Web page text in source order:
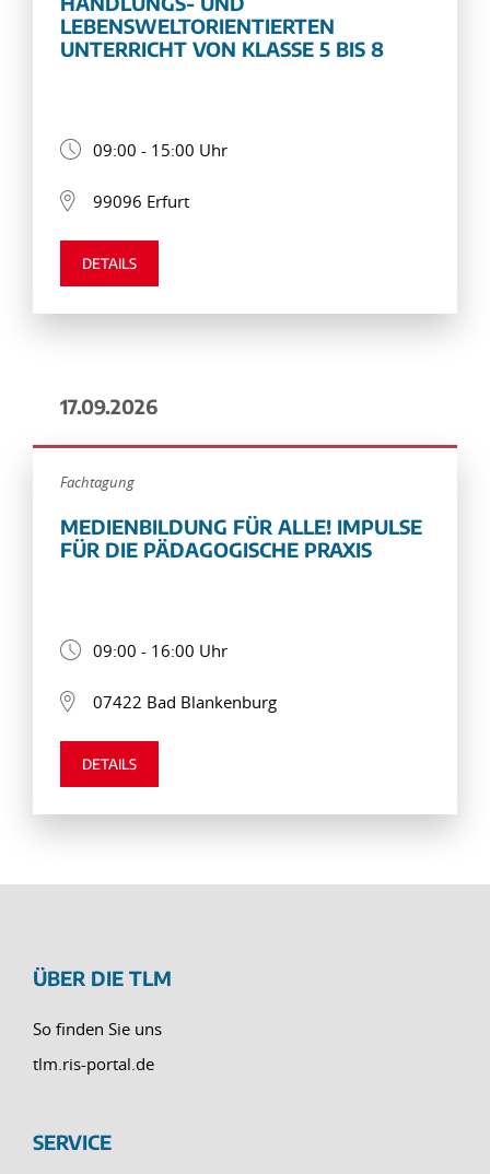
LEBENSWELTORIENTIERTEN
UNTERRICHT VON KLASSE 5 BIS 8
09:00 - 15:00 Uhr
99096 Erfurt
DETAILS
17.09.2026
Fachtagung
MEDIENBILDUNG FÜR ALLE! IMPULSE
FÜR DIE PÄDAGOGISCHE PRAXIS
09:00 - 16:00 Uhr
07422 Bad Blankenburg
DETAILS
ÜBER DIE TLM
So finden Sie uns
tlm.ris-portal.de
SERVICE